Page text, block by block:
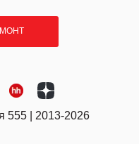
555 | 2013-2026